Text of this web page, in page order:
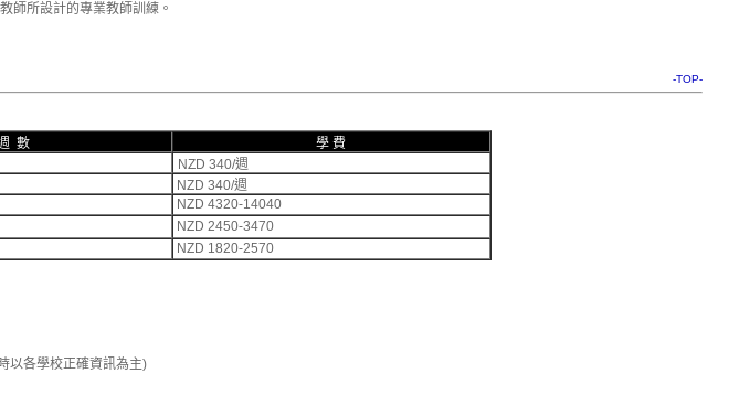
師所設計的專業教師訓練。
-TOP-
數
學 費
NZD 340/週
NZD 340/週
NZD 4320-14040
NZD 2450-3470
NZD 1820-2570
以各學校正確資訊為主)